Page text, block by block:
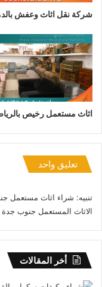
شركة نقل اثاث وعفش
اثاث مستعمل رخيص
تعليق واحد
تنبيه: شراء اثاث مستعمل
الاثاث المستعمل جنوب جدة
أخر المقالات